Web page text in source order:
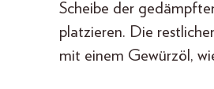
Scheibe der
platzieren. Die
mit einem Gewürzöl,